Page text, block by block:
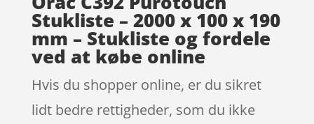
Stukliste – 2000 x 100 x 190
mm – Stukliste og fordele
ved at købe online
Hvis du shopper online, er du sikret
lidt bedre rettigheder, som du ikke